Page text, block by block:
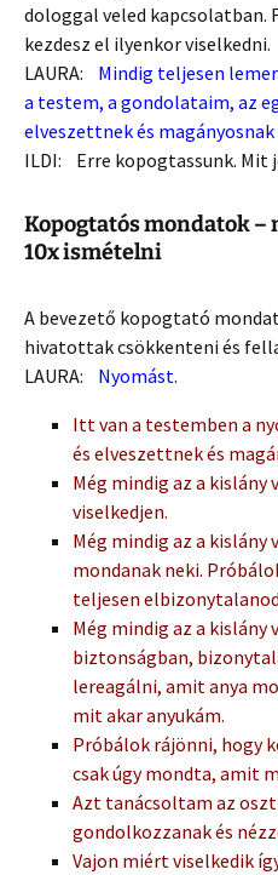
dologgal veled kapcsolatban.
kezdesz el ilyenkor viselkedni.
LAURA: Mindig teljesen
a testem, a gondolataim, az
elveszettnek és
ILDI: Erre kopogtassunk. Mit
Kopogtatós mondatok
10x ismételni
A bevezető kopogtató
hivatottak csökkenteni és
LAURA: Nyomást.
Itt van a testemben a
és elveszettnek és
Még mindig az a kislány
viselkedjen.
Még mindig az a kislány
mondanak neki.
teljesen
Még mindig az a kislány
biztonságban,
lereagálni, amit anya
mit akar anyukám.
Próbálok rájönni, hogy
csak úgy mondta, amit
Azt tanácsoltam az
gondolkozzanak és
Vajon miért viselkedik